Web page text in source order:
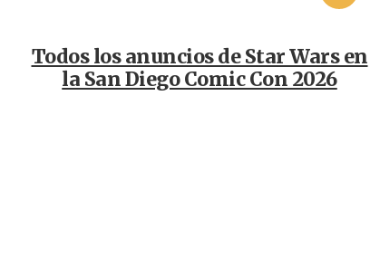
Todos los anuncios de Star Wars en
la San Diego Comic Con 2026